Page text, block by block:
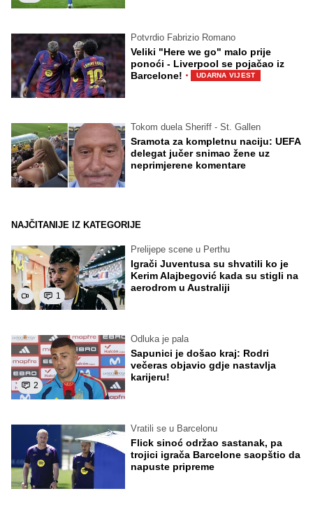
Potvrdio Fabrizio Romano
Veliki "Here we go" malo prije
ponoći - Liverpool se pojačao iz
Barcelone! · UDARNA VIJEST
Tokom duela Sheriff - St. Gallen
Sramota za kompletnu naciju: UEFA
delegat jučer snimao žene uz
neprimjerene komentare
NAJČITANIJE IZ KATEGORIJE
1
Prelijepe scene u Perthu
Igrači Juventusa su shvatili ko je
Kerim Alajbegović kada su stigli na
aerodrom u Australiji
2
Odluka je pala
Sapunici je došao kraj: Rodri
večeras objavio gdje nastavlja
karijeru!
Vratili se u Barcelonu
Flick sinoć održao sastanak, pa
trojici igrača Barcelone saopštio da
napuste pripreme